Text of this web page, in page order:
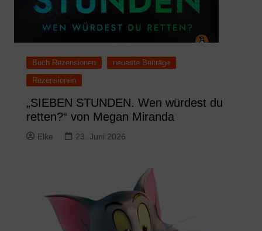
Buch Rezensionen
neueste Beiträge
Rezensionen
„SIEBEN STUNDEN. Wen würdest du
retten?“ von Megan Miranda
Elke 23. Juni 2026